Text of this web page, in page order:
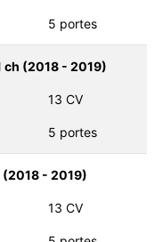
5 portes
ch (2018 - 2019)
13 CV
5 portes
(2018 - 2019)
13 CV